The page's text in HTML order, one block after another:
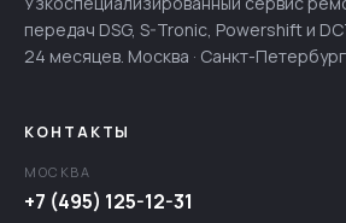
передач DSG, S-Tronic, Powershift и
24 месяцев. Москва · Санкт-
КОНТАКТЫ
МОСКВА
+7 (495) 125-12-31